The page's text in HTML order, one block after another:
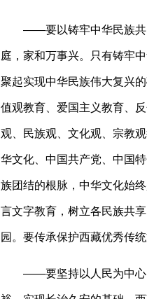
——要以铸牢中华民族共
庭，家和万事兴。只有铸牢
聚起实现中华民族伟大复兴
值观教育、爱国主义教育、
观、民族观、文化观、宗教
华文化、中国共产党、中国
族团结的根脉，中华文化始
言文字教育，树立各民族共
园。要传承保护西藏优秀传
——要坚持以人民为中心